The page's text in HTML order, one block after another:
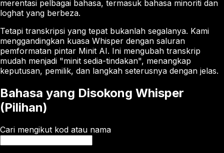
merentasi pelbagai bahasa, termasuk bahasa minoriti dan
loghat yang berbeza.
Tetapi transkripsi yang tepat bukanlah segalanya. Kami
menggandingkan kuasa Whisper dengan saluran
pemformatan pintar Minit AI. Ini mengubah transkrip
mudah menjadi "minit sedia-tindakan", menangkap
keputusan, pemilik, dan langkah seterusnya dengan jelas.
Bahasa yang Disokong Whisper
(Pilihan)
Cari mengikut kod atau nama